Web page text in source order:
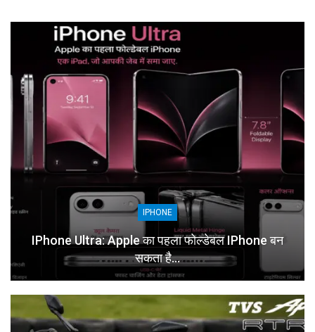
IPHONE
IPhone Ultra: Apple का पहला फोल्डेबल IPhone बन
सकता है…